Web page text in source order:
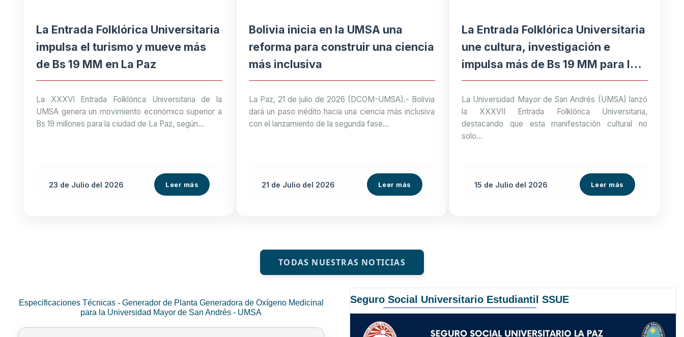
La Entrada Folklórica Universitaria
impulsa el turismo y mueve más
de Bs 19 MM en La Paz
La XXXVI Entrada Folklórica Universitaria de la
UMSA genera un movimiento económico superior a
Bs 19 millones para la ciudad de La Paz, según...
23 de Julio del 2026 Leer más
Bolivia inicia en la UMSA una
reforma para construir una ciencia
más inclusiva
La Paz, 21 de julio de 2026 (DCOM-UMSA).- Bolivia
dará un paso inédito hacia una ciencia más inclusiva
con el lanzamiento de la segunda fase...
21 de Julio del 2026 Leer más
La Entrada Folklórica Universitaria
une cultura, investigación e
impulsa más de Bs 19 MM para la
economía paceña
La Universidad Mayor de San Andrés (UMSA) lanzó
la XXXVII Entrada Folklórica Universitaria,
destacando que esta manifestación cultural no
solo...
15 de Juliodel 2026 Leer más
TODAS NUESTRAS NOTICIAS
Especificaciones Técnicas - Generador de Planta Generadora de Oxígeno Medicinal
para la Universidad Mayor de San Andrés - UMSA
Seguro Social Universitario Estudiantil SSUE